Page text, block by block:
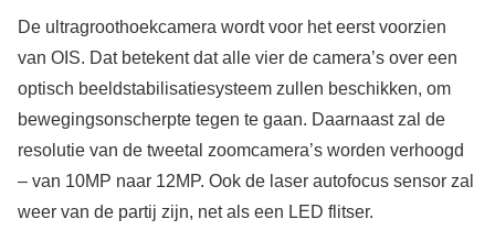
De ultragroothoekcamera wordt voor het eerst voorzien
van OIS. Dat betekent dat alle vier de camera’s over een
optisch beeldstabilisatiesysteem zullen beschikken, om
bewegingsonscherpte tegen te gaan. Daarnaast zal de
resolutie van de tweetal zoomcamera’s worden verhoogd
– van 10MP naar 12MP. Ook de laser autofocus sensor zal
weer van de partij zijn, net als een LED flitser.